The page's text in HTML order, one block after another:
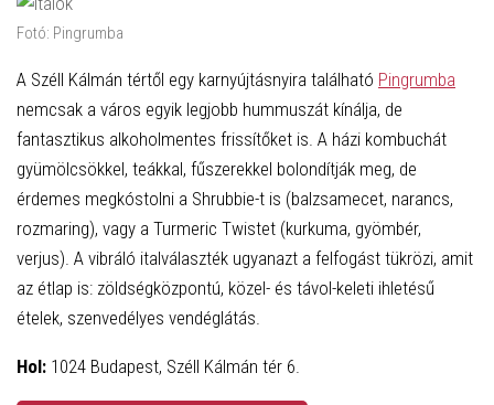
Fotó: Pingrumba
A Széll Kálmán tértől egy karnyújtásnyira található Pingrumba
nemcsak a város egyik legjobb hummuszát kínálja, de
fantasztikus alkoholmentes frissítőket is. A házi kombuchát
gyümölcsökkel, teákkal, fűszerekkel bolondítják meg, de
érdemes megkóstolni a Shrubbie-t is (balzsamecet, narancs,
rozmaring), vagy a Turmeric Twistet (kurkuma, gyömbér,
verjus). A vibráló italválaszték ugyanazt a felfogást tükrözi, amit
az étlap is: zöldségközpontú, közel- és távol-keleti ihletésű
ételek, szenvedélyes vendéglátás.
Hol: 1024 Budapest, Széll Kálmán tér 6.